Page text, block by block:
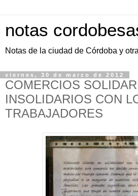
notas
Notas de la ciudad de Córdoba y
viernes, 30 de marzo de 2012
COMERCIOS
INSOLIDARIOS CON
TRABAJADORES